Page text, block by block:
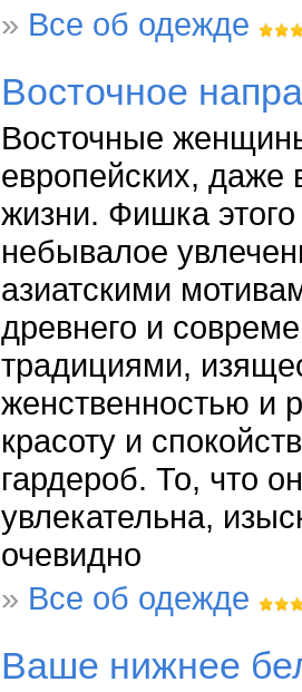
» Все об одежде
Восточное
Восточные
европейских, даже
жизни. Фишка этого
небывалое
азиатскими
древнего и
традициями,
женственностью и
красоту и
гардероб. То, что
увлекательна,
очевидно
» Все об одежде
Ваше нижнее